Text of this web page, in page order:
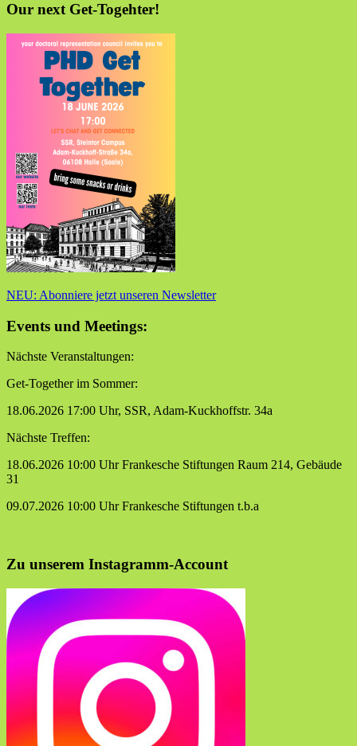
Our next Get-Togehter!
NEU: Abonniere jetzt unseren Newsletter
Events und Meetings:
Nächste Veranstaltungen:
Get-Together im Sommer:
18.06.2026 17:00 Uhr, SSR, Adam-Kuckhoffstr. 34a
Nächste Treffen:
18.06.2026 10:00 Uhr Frankesche Stiftungen Raum 214, Gebäude
31
09.07.2026 10:00 Uhr Frankesche Stiftungen t.b.a
Zu unserem Instagramm-Account